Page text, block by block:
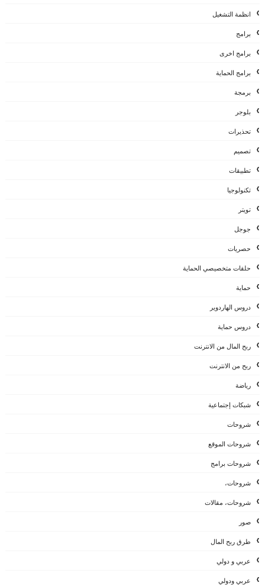
انظمة التشغيل
برامج
برامج اخرى
برامج الحماية
برمجة
بلوجر
تحذيرات
تصميم
تطبيقات
تكنولوجيا
تويتر
جوجل
حصريات
حلقات متخصيصي الحماية
حماية
دروس الهاردوير
دروس حماية
ربح المال من الانترنت
ربح من الانترنت
رياضة
شبكات إجتماعية
شروحات
شروحات الموقع
شروحات برامج
شروحات،
شروحات، مقالات
صور
طرق ربح المال
عربي و دولي
عربي ودولي